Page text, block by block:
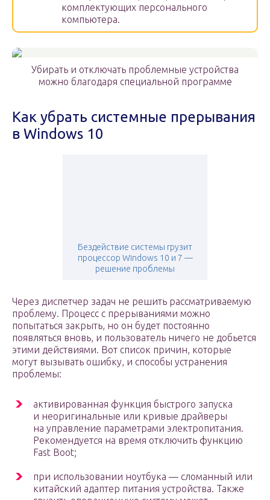
комплектующих персонального
компьютера.
Убирать и отключать проблемные устройства
можно благодаря специальной программе
Как убрать системные прерывания
в Windows 10
Бездействие системы грузит
процессор Windows 10 и 7 —
решение проблемы
Через диспетчер задач не решить рассматриваемую
проблему. Процесс с прерываниями можно
попытаться закрыть, но он будет постоянно
появляться вновь, и пользователь ничего не добьется
этими действиями. Вот список причин, которые
могут вызывать ошибку, и способы устранения
проблемы:
активированная функция быстрого запуска
и неоригинальные или кривые драйверы
на управление параметрами электропитания.
Рекомендуется на время отключить функцию
Fast Boot;
при использовании ноутбука — сломанный или
китайский адаптер питания устройства. Также